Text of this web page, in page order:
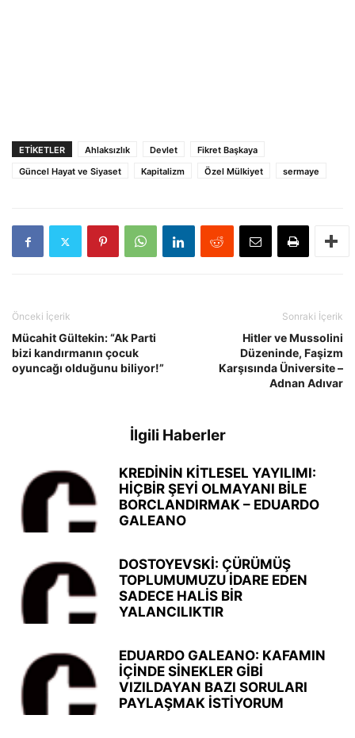
ETIKETLER Ahlaksızlık Devlet
Fikret Başkaya
Güncel Hayat ve Siyaset
Kapitalizm Özel Mülkiyet sermaye
Önceki İçerik
Mücahit Gültekin: “Ak Parti
bizi kandırmanın çocuk
oyuncağı olduğunu biliyor!”
Sonraki İçerik
Hitler ve Mussolini
Düzeninde, Faşizm
Karşısında Üniversite –
Adnan Adıvar
İlgili Haberler
KREDİNİN KİTLESEL YAYILIMI:
HİÇBİR ŞEYİ OLMAYANI BİLE
BORCLANDIRMAK – EDUARDO
GALEANO
DOSTOYEVSKİ: ÇÜRÜMÜŞ
TOPLUMUMUZU İDARE EDEN
SADECE HALİS BİR
YALANCILIKTIR
EDUARDO GALEANO: KAFAMIN
İÇİNDE SİNEKLER GİBİ
VIZILDAYAN BAZI SORULARI
PAYLAŞMAK İSTİYORUM